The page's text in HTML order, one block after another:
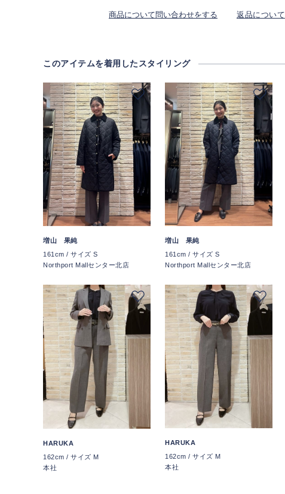
商品について問い合わせをする 返品について
このアイテムを着用したスタイリング
増山 果純
161cm / サイズ S
Northport Mallセンター北店
増山 果純
161cm / サイズ S
Northport Mallセンター北店
HARUKA
162cm / サイズ M
本社
HARUKA
162cm / サイズ M
本社